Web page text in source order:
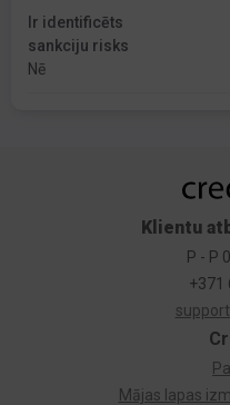
Ir identificēts
sankciju risks
Nē
Mājas lapas
Klientu
P - P
+371